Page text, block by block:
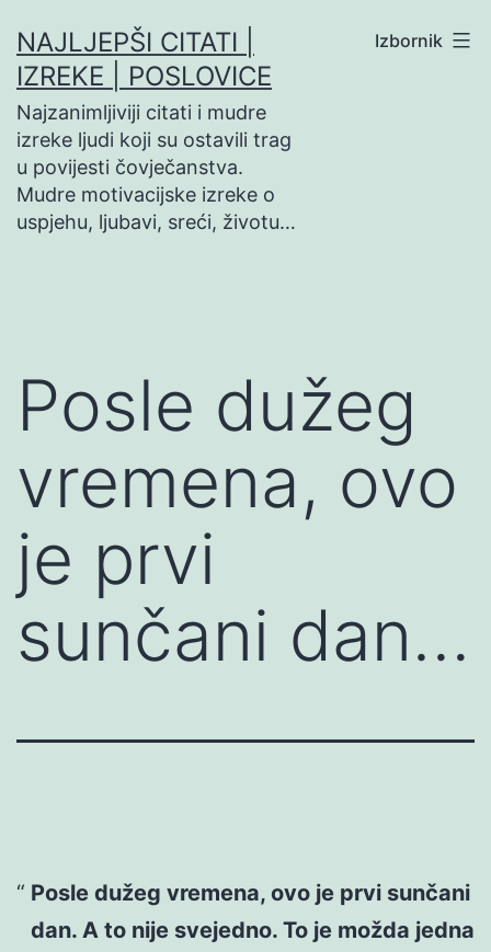
na
sadržaj
NAJLJEPŠI CITATI |
IZREKE | POSLOVICE
Najzanimljiviji citati i mudre
izreke ljudi koji su ostavili trag
u povijesti čovječanstva.
Mudre motivacijske izreke o
uspjehu, ljubavi, sreći, životu…
Izbornik
Posle dužeg
vremena, ovo
je prvi
sunčani dan…
Posle dužeg vremena, ovo je prvi sunčani
dan. A to nije svejedno. To je možda jedna